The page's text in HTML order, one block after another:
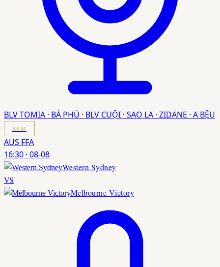
BLV TOMIA · BÁ PHÚ · BLV CUỘI · SAO LA · ZIDANE · A BỆU
XEM
AUS FFA
16:30 · 08-08
Western Sydney
VS
Melbourne Victory